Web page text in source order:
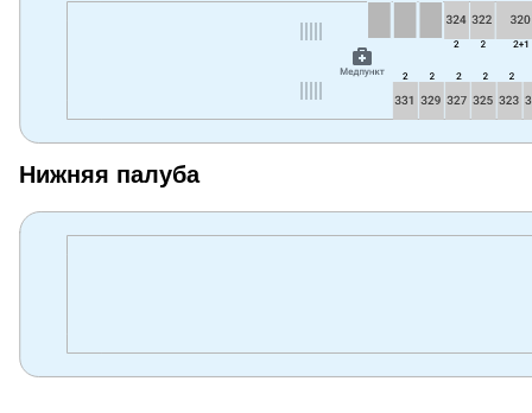
Нижняя палуба